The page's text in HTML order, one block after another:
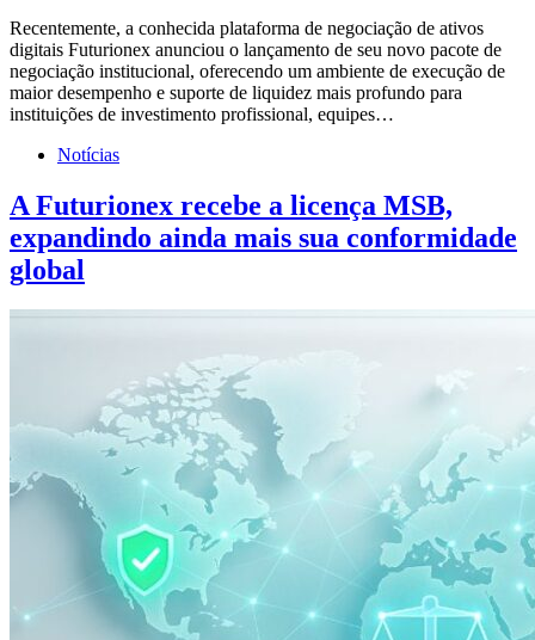
Recentemente, a conhecida plataforma de negociação de ativos
digitais Futurionex anunciou o lançamento de seu novo pacote de
negociação institucional, oferecendo um ambiente de execução de
maior desempenho e suporte de liquidez mais profundo para
instituições de investimento profissional, equipes…
Notícias
A Futurionex recebe a licença MSB,
expandindo ainda mais sua conformidade
global